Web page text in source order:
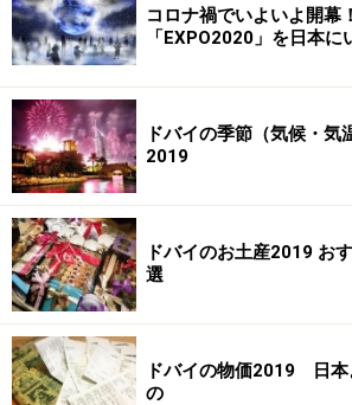
コロナ禍でいよいよ開幕
「EXPO2020」を日本
ドバイの季節（気候・気
2019
ドバイのお土産2019 お
選
ドバイの物価2019 日本
の